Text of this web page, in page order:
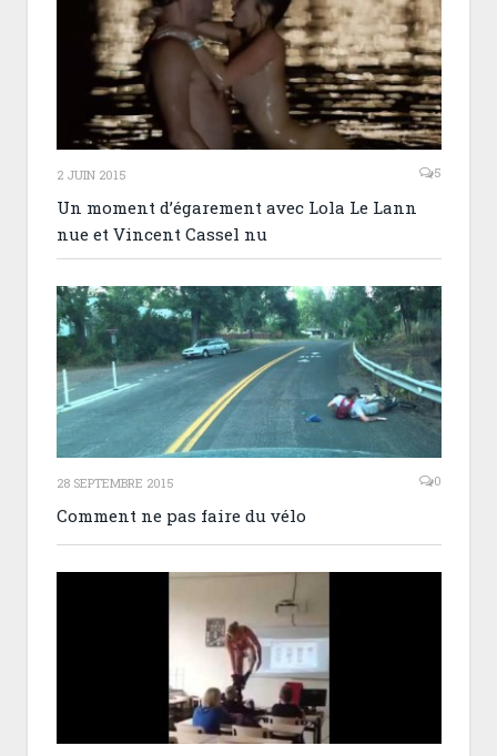
2 JUIN 2015 5
Un moment d’égarement avec Lola Le Lann
nue et Vincent Cassel nu
28 SEPTEMBRE 2015 0
Comment ne pas faire du vélo